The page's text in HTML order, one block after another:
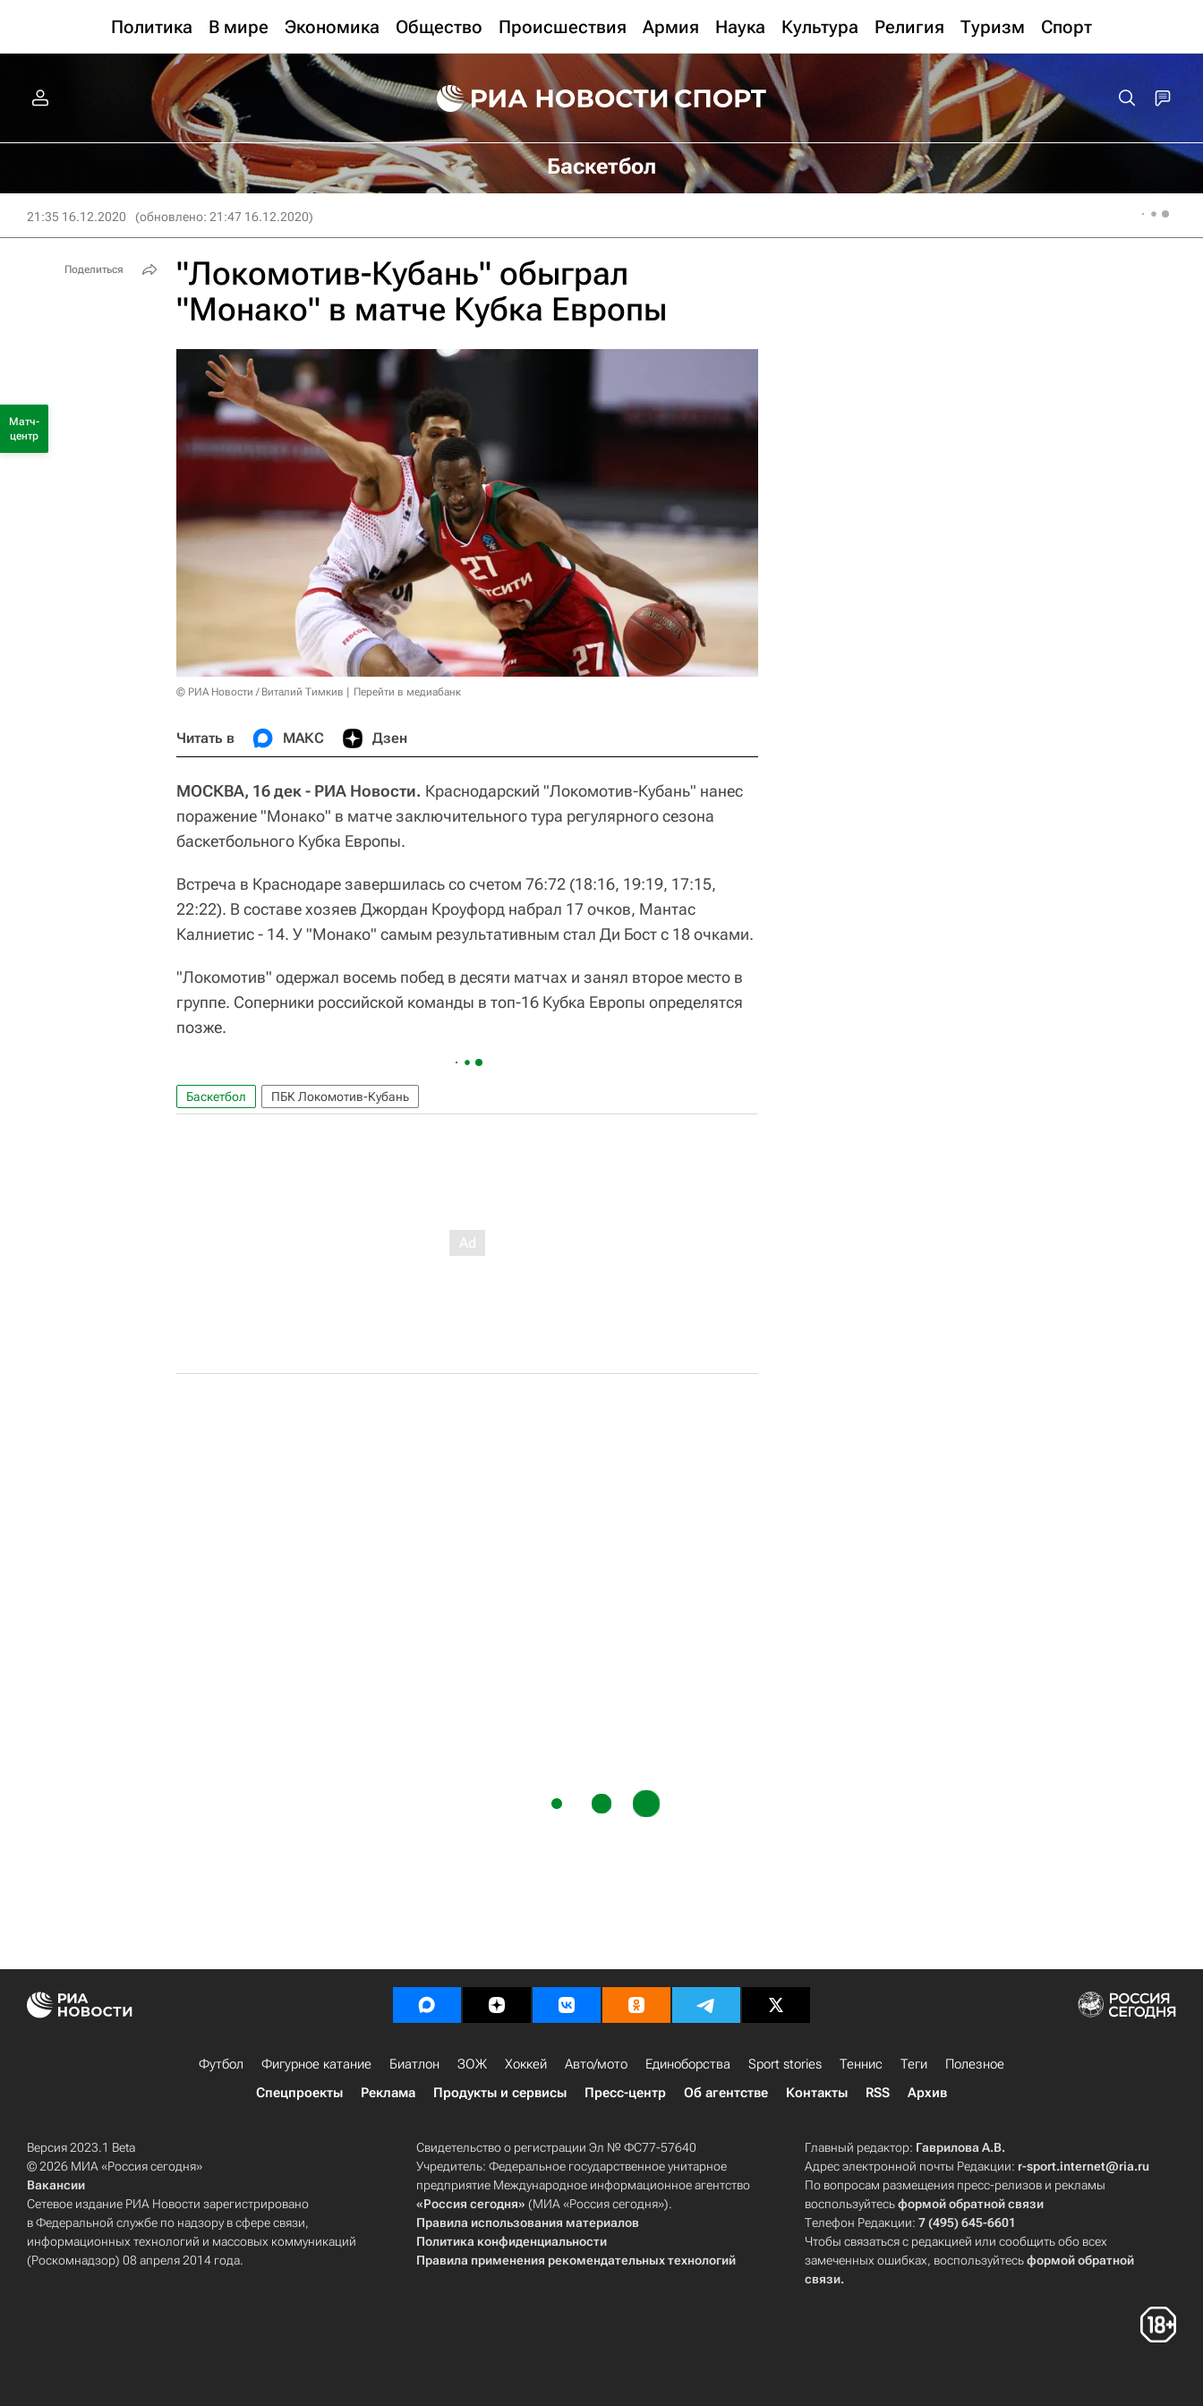
Политика В мире Экономика Общество Происшествия Армия Наука Культура Религия Туризм Спорт
Баскетбол
21:35 16.12.2020 (обновлено: 21:47 16.12.2020)
"Локомотив-Кубань" обыграл
"Монако" в матче Кубка Европы
© РИА Новости / Виталий Тимкив Перейти в медиабанк
Читать в МАКС Дзен
МОСКВА, 16 дек - РИА Новости. Краснодарский "Локомотив-Кубань" нанес
поражение "Монако" в матче заключительного тура регулярного сезона
баскетбольного Кубка Европы.
Встреча в Краснодаре завершилась со счетом 76:72 (18:16, 19:19, 17:15,
22:22). В составе хозяев Джордан Кроуфорд набрал 17 очков, Мантас
Калниетис - 14. У "Монако" самым результативным стал Ди Бост с 18 очками.
"Локомотив" одержал восемь побед в десяти матчах и занял второе место в
группе. Соперники российской команды в топ-16 Кубка Европы определятся
позже.
Баскетбол ПБК Локомотив-Кубань
Поделиться
Матч-
центр
Футбол Фигурное катание Биатлон ЗОЖ Хоккей Авто/мото Единоборства Sport stories Теннис Теги
Полезное
Спецпроекты
Реклама Продукты и сервисы Пресс-центр Об агентстве Контакты RSS Архив
Версия 2023.1 Beta
© 2026 МИА «Россия сегодня»
Вакансии
Сетевое издание РИА Новости зарегистрировано
в Федеральной службе по надзору в сфере связи,
информационных технологий и массовых коммуникаций
(Роскомнадзор) 08 апреля 2014 года.
Свидетельство о регистрации Эл № ФС77-57640
Учредитель: Федеральное государственное унитарное
предприятие Международное информационное агентство
«Россия сегодня» (МИА «Россия сегодня»).
Правила использования материалов
Политика конфиденциальности
Правила применения рекомендательных технологий
Главный редактор: Гаврилова А.В.
Адрес электронной почты Редакции: r-sport.internet@ria.ru
По вопросам размещения пресс-релизов и рекламы
воспользуйтесьформой обратной связи
Телефон Редакции:7 (495) 645-6601
Чтобы связаться с редакцией или сообщить обо всех
замеченных ошибках, воспользуйтесьформой обратной
связи.